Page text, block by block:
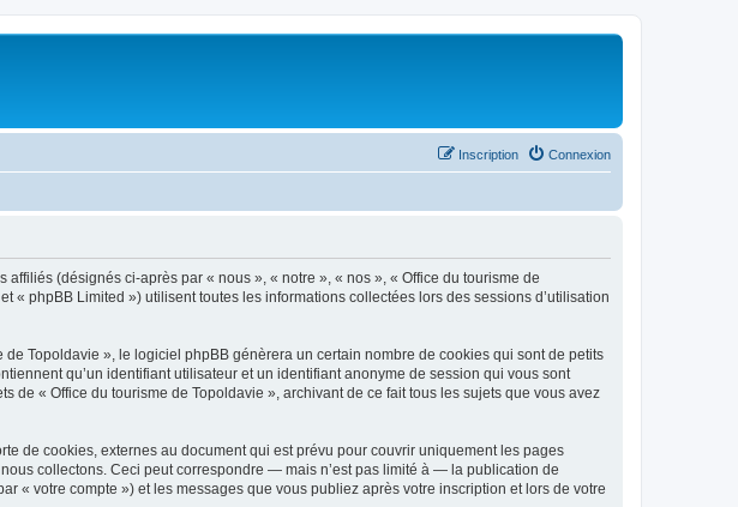
Connexion
Inscription
(désignés ci-après par « nous », « notre », « nos », « Office du tourisme de
phpBB Limited ») utilisent toutes les informations collectées lors des sessions d’utilisation
Topoldavie », le logiciel phpBB génèrera un certain nombre de cookies qui sont de petits
qu’un identifiant utilisateur et un identifiant anonyme de session qui vous sont
« Office du tourisme de Topoldavie », archivant de ce fait tous les sujets que vous avez
de cookies, externes au document qui est prévu pour couvrir uniquement les pages
collectons. Ceci peut correspondre — mais n’est pas limité à — la publication de
« votre compte ») et les messages que vous publiez après votre inscription et lors de votre